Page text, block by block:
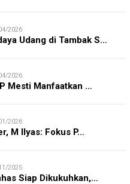
2026
Udang di Tambak S…
2026
Mesti Manfaatkan …
2026
M Ilyas: Fokus P…
2025
Siap Dikukuhkan,…